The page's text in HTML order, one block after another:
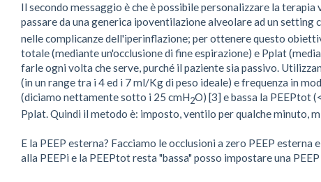
Il secondo messaggio è che è possibile personalizzare la
passare da una generica ipoventilazione alveolare ad un setting
nelle complicanze dell'iperinflazione; per ottenere questo
totale (mediante un'occlusione di fine espirazione) e Pplat
farle ogni volta che serve, purché il paziente sia passivo.
(in un range tra i 4 ed i 7 ml/Kg di peso ideale) e frequenza in
(diciamo nettamente sotto i 25 cmH2O) [3] e bassa la PEEPtot
Pplat. Quindi il metodo è: imposto, ventilo per qualche minuto,
E la PEEP esterna? Facciamo le occlusioni a zero PEEP
alla PEEPi e la PEEPtot resta "bassa" posso impostare una